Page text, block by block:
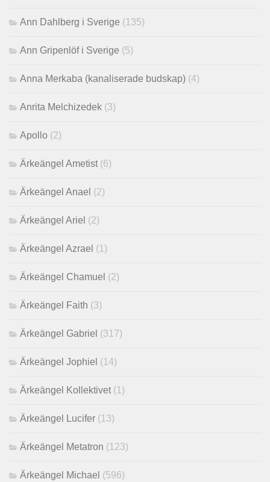
Ann Dahlberg i Sverige (135)
Ann Gripenlöf i Sverige (5)
Anna Merkaba (kanaliserade budskap) (4)
Anrita Melchizedek (3)
Apollo (2)
Ärkeängel Ametist(6)
Ärkeängel Anael (2)
Ärkeängel Ariel (2)
Ärkeängel Azrael (1)
Ärkeängel Chamuel (2)
Ärkeängel Faith (3)
Ärkeängel Gabriel (317)
Ärkeängel Jophiel (14)
Ärkeängel Kollektivet(1)
Ärkeängel Lucifer (13)
Ärkeängel Metatron (123)
Ärkeängel Michael (596)